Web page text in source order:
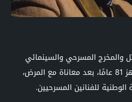
والمخرج المسرحي والسينمائي
نبيل لحلو روحه عن عمر ناهز 81 عامًا، بعد معاناة مع المرض،
للفنانين المسرحيين.